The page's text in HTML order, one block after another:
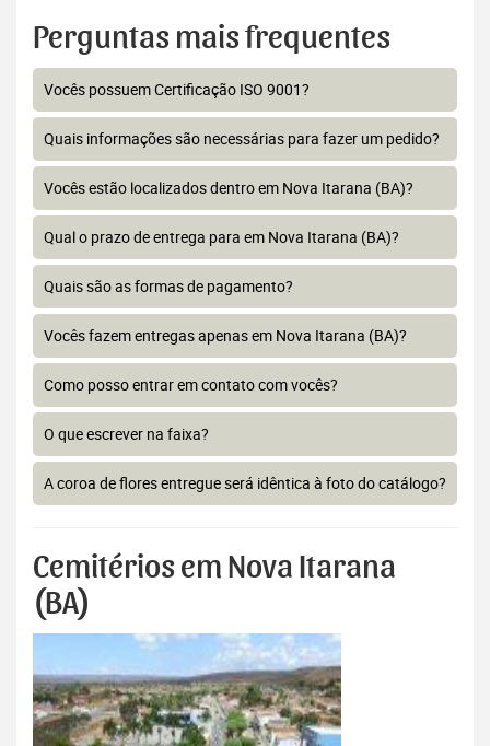
Perguntas mais frequentes
Vocês possuem Certificação ISO 9001?
Quais informações são necessárias para fazer um pedido?
Vocês estão localizados dentro em Nova Itarana (BA)?
Qual o prazo de entrega para em Nova Itarana (BA)?
Quais são as formas de pagamento?
Vocês fazem entregas apenas em Nova Itarana (BA)?
Como posso entrar em contato com vocês?
O que escrever na faixa?
A coroa de flores entregue será idêntica à foto do catálogo?
Cemitérios em Nova Itarana
(BA)